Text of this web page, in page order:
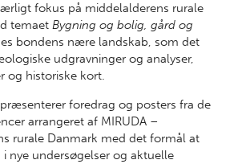
fokus på middelalderens rurale
temaet Bygning og bolig, gård og
bondens nære landskab, som det
udgravninger og analyser,
og historiske kort.
foredrag og posters fra de
arrangeret af MIRUDA –
rurale Danmark med det formål at
i nye undersøgelser og aktuelle